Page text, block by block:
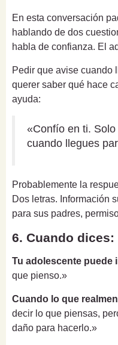
En esta conversación
hablando de dos
habla de confianza. El
Pedir que avise cuando
querer saber qué hace
ayuda:
«Confío en ti.
cuando llegues
Probablemente la
Dos letras. Información
para sus padres,
6. Cuando
Tu adolescente puede
que pienso.»
Cuando lo que
decir lo que piensas,
daño para hacerlo.»